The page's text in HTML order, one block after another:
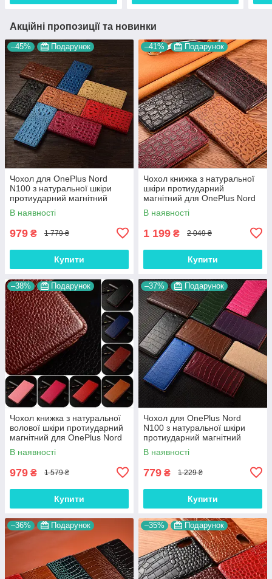
Акційні пропозиції та новинки
–45% Подарунок
Чохол для OnePlus Nord
N100 з натуральної шкіри
протиударний магнітний
книжка з підставкою
"CROCOHEAD"
В наявності
979 ₴ 1 779 ₴
Купити
–41% Подарунок
Чохол книжка з натуральної
шкіри протиударний
магнітний для OnePlus Nord
N100 "JACOSA"
В наявності
1 199 ₴ 2 049 ₴
Купити
–38% Подарунок
Чохол книжка з натуральної
волової шкіри протиударний
магнітний для OnePlus Nord
N100 "BULL"
В наявності
979 ₴ 1 579 ₴
Купити
–37% Подарунок
Чохол для OnePlus Nord
N100 з натуральної шкіри
протиударний магнітний
книжка з підставкою "LUXOR"
В наявності
779 ₴ 1 229 ₴
Купити
–36% Подарунок –35% Подарунок